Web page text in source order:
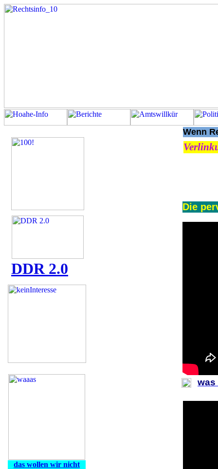
DDR 2.0
das wollen wir nicht
Wenn
Die
was